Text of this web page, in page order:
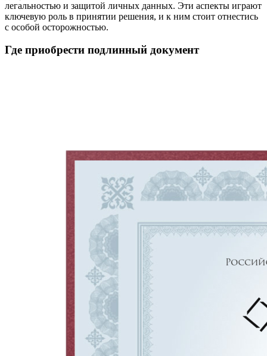
легальностью и защитой личных данных. Эти аспекты играют
ключевую роль в принятии решения, и к ним стоит отнестись
с особой осторожностью.
Где приобрести подлинный документ